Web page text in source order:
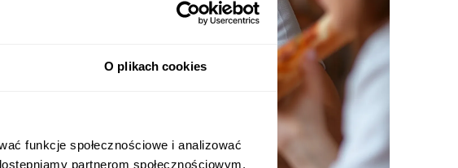
O plikach cookies
funkcje społecznościowe i analizować
partnerom społecznościowym,